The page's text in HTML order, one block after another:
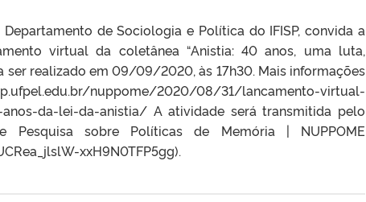
de Sociologia e Política do IFISP, convida a
virtual da coletânea “Anistia: 40 anos, uma luta,
ser realizado em 09/09/2020, às 17h30. Mais informações
nuppome/2020/08/31/lancamento-virtual-
da-lei-da-anistia/ A atividade será transmitida pelo
sobre Políticas de Memória | NUPPOME
xxH9N0TFP5gg).